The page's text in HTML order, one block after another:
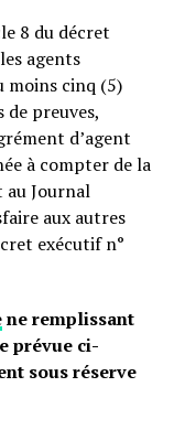
8 du décret
agents
moins cinq (5)
de preuves,
d’agent
à compter de la
Journal
aux autres
exécutif n°
ne remplissant
prévue ci-
sous réserve